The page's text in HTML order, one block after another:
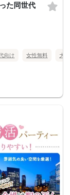
た同世代
向け 女性無料 大